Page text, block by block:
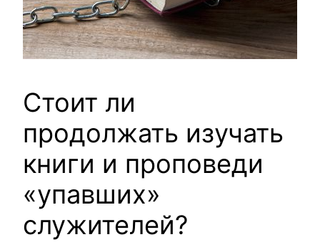
Стоит ли
продолжать изучать
книги и проповеди
«упавших»
служителей?